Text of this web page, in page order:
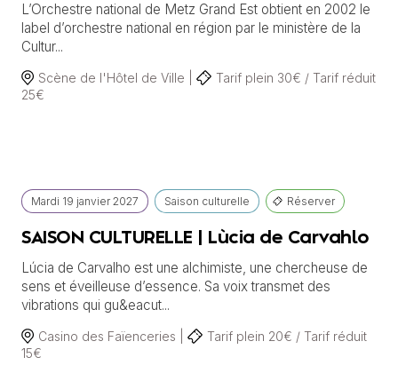
L’Orchestre national de Metz Grand Est obtient en 2002 le
label d’orchestre national en région par le ministère de la
Cultur...
Scène de l'Hôtel de Ville |
Tarif plein 30€ / Tarif réduit
25€
Mardi 19 janvier 2027 Saison culturelle Réserver
SAISON CULTURELLE | Lùcia de Carvahlo
Lúcia de Carvalho est une alchimiste, une chercheuse de
sens et éveilleuse d’essence. Sa voix transmet des
vibrations qui gu&eacut...
Casino des Faïenceries |
Tarif plein 20€ / Tarif réduit
15€